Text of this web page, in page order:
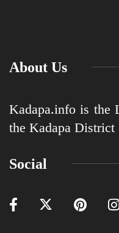
About Us
Kadapa.info is the
the Kadapa District
Social